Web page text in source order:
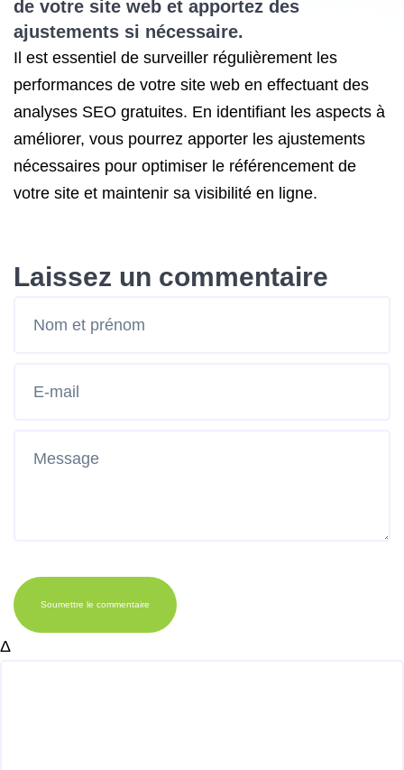
de votre site web et apportez des
ajustements si nécessaire.
Il est essentiel de surveiller régulièrement les
performances de votre site web en effectuant des
analyses SEO gratuites. En identifiant les aspects à
améliorer, vous pourrez apporter les ajustements
nécessaires pour optimiser le référencement de
votre site et maintenir sa visibilité en ligne.
Laissez un commentaire
Soumettre le commentaire
Δ